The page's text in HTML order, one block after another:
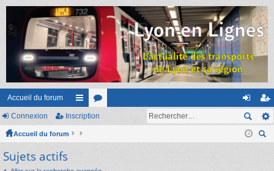
Accueil du forum
ac
co
or on
ne
ns
cri
Connexion Inscription
Accueil du forum
Sujets actifs